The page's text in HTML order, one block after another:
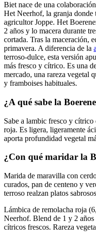
Biet nace de una
Het Neerhof, la granja donde
agricultor Joppe. Het
2 años y lo macera durante
cortada. Tras la maceración,
primavera. A diferencia de la
terroso-dulce, esta versión
más fresco y cítrico. Es una
mercado, una rareza vegetal
y framboises habituales.
¿A qué sabe la
Sabe a lambic fresco y
roja. Es ligera, ligeramente
aporta profundidad vegetal
¿Con qué maridar la
Marida de maravilla con
curados, pan de centeno y
terroso realzan platos
Lámbica de remolacha roja
Neerhof. Blend de 1 y 2 años
cítricos frescos. Rareza